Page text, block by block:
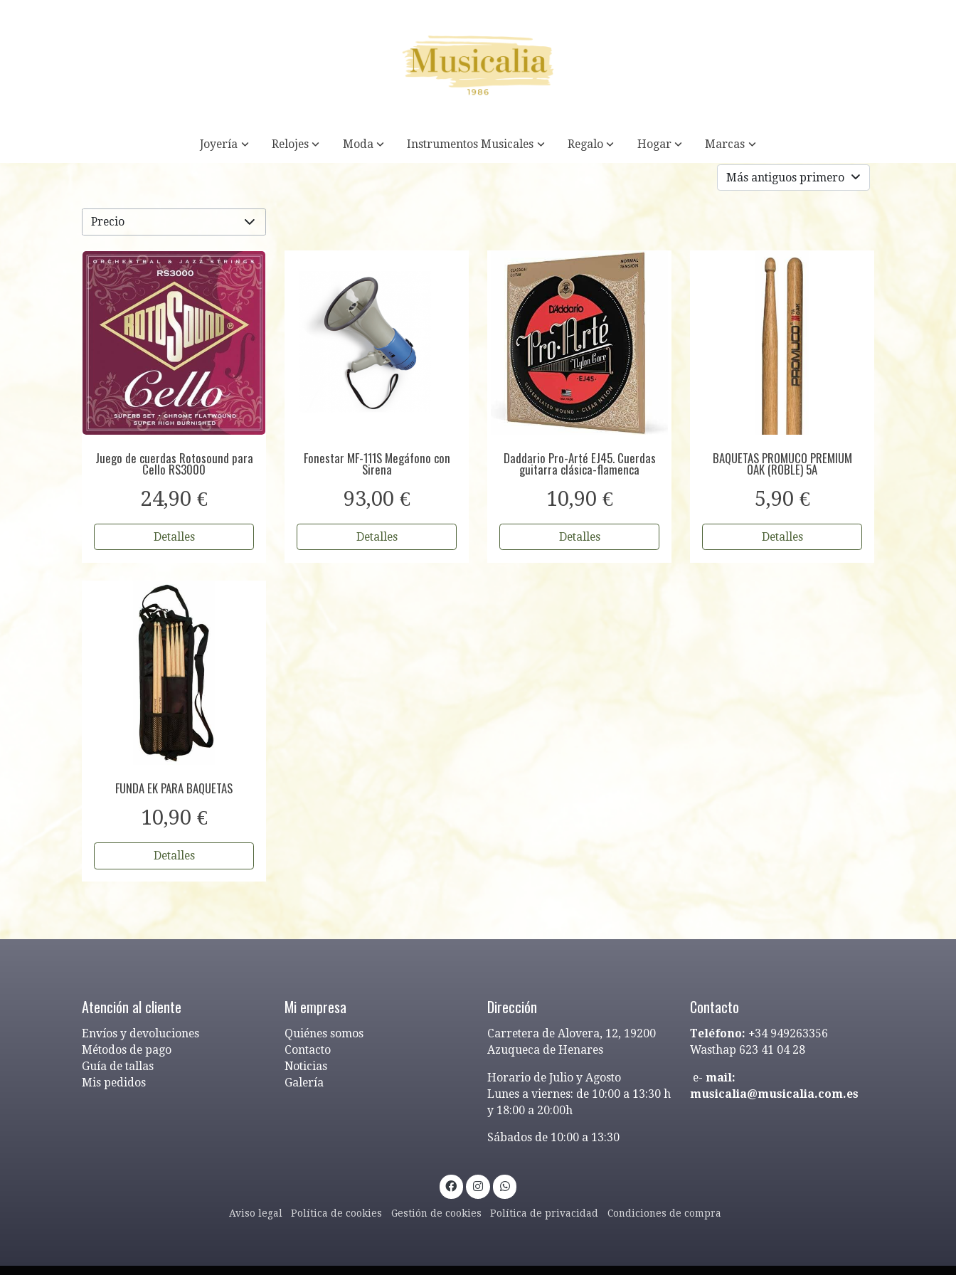
Joyería Relojes Moda Instrumentos Musicales Regalo Hogar Marcas
Más antiguos primero
Precio
Juego de cuerdas Rotosound para
Cello RS3000
24,90 €
Detalles
Fonestar MF-111S Megáfono con
Sirena
93,00 €
Detalles
Daddario Pro-Arté EJ45. Cuerdas
guitarra clásica-flamenca
10,90 €
Detalles
BAQUETAS PROMUCO PREMIUM
OAK (ROBLE) 5A
5,90 €
Detalles
FUNDA EK PARA BAQUETAS
10,90 €
Detalles
Atención al cliente
Envíos y devoluciones
Métodos de pago
Guía de tallas
Mis pedidos
Mi empresa
Quiénes somos
Contacto
Noticias
Galería
Dirección
Carretera de Alovera, 12, 19200
Azuqueca de Henares
Horario de Julio y Agosto
Lunes a viernes: de 10:00 a 13:30 h
y 18:00 a 20:00h
Sábados de 10:00 a 13:30
Contacto
Teléfono: +34 949263356
Wasthap 623 41 04 28
e- mail:
musicalia@musicalia.com.es
Aviso legal Política de cookies Gestión de cookies Política de privacidad Condiciones de compra